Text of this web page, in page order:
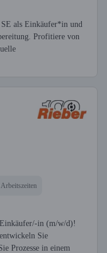
als Einkäufer*in und
Profitiere von
Einkäufer/-in (m/w/d)!
Sie
Prozesse in einem